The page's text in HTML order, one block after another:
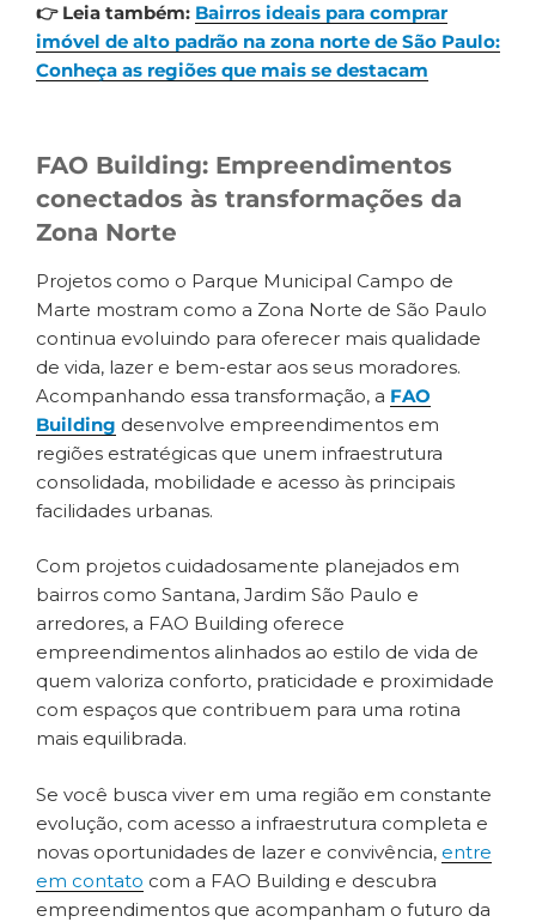
👉 Leia também: Bairros ideais para comprar
imóvel de alto padrão na zona norte de São Paulo:
Conheça as regiões que mais se destacam
FAO Building: Empreendimentos
conectados às transformações da
Zona Norte
Projetos como o Parque Municipal Campo de
Marte mostram como a Zona Norte de São Paulo
continua evoluindo para oferecer mais qualidade
de vida, lazer e bem-estar aos seus moradores.
Acompanhando essa transformação, a FAO
Building desenvolve empreendimentos em
regiões estratégicas que unem infraestrutura
consolidada, mobilidade e acesso às principais
facilidades urbanas.
Com projetos cuidadosamente planejados em
bairros como Santana, Jardim São Paulo e
arredores, a FAO Building oferece
empreendimentos alinhados ao estilo de vida de
quem valoriza conforto, praticidade e proximidade
com espaços que contribuem para uma rotina
mais equilibrada.
Se você busca viver em uma região em constante
evolução, com acesso a infraestrutura completa e
novas oportunidades de lazer e convivência, entre
em contato com a FAO Building e descubra
empreendimentos que acompanham o futuro da